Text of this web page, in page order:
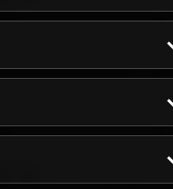
5001 Schneemaschine
No. 51706310